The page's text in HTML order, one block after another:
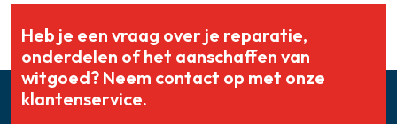
Heb je een vraag over je reparatie,
onderdelen of het aanschaffen van
witgoed? Neem contact op met onze
klantenservice.